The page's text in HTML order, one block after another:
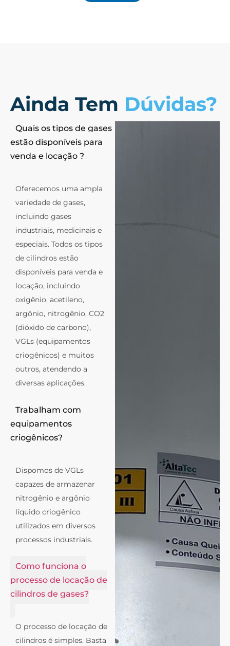
Ainda Tem Dúvidas?
Quais os tipos de gases
estão disponíveis para
venda e locação ?
Oferecemos uma ampla
variedade de gases,
incluindo gases
industriais, medicinais e
especiais. Todos os tipos
de cilindros estão
disponíveis para venda e
locação, incluindo
oxigênio, acetileno,
argônio, nitrogênio, CO2
(dióxido de carbono),
VGLs (equipamentos
criogênicos) e muitos
outros, atendendo a
diversas aplicações.
Trabalham com
equipamentos
criogênicos?
Dispomos de VGLs
capazes de armazenar
nitrogênio e argônio
líquido criogênico
utilizados em diversos
processos industriais.
Como funciona o
processo de locação de
cilindros de gases?
O processo de locação de
cilindros é simples. Basta